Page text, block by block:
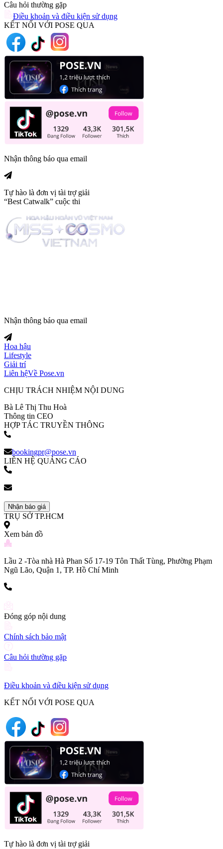
Câu hỏi thường gặp
Điều khoản và điều kiện sử dụng
KẾT NỐI VỚI POSE QUA
Nhận thông báo qua email
Tự hào là đơn vị tài trợ giải
“Best Catwalk” cuộc thi
Nhận thông báo qua email
Hoa hậu
Lifestyle
Giải trí
Liên hệVề Pose.vn
CHỊU TRÁCH NHIỆM NỘI DUNG
Bà Lê Thị Thu Hoà
Thông tin CEO
HỢP TÁC TRUYỀN THÔNG
bookingpr@pose.vn
LIÊN HỆ QUẢNG CÁO
Nhận báo giá
TRỤ SỞ TP.HCM
Xem bản đồ
Lầu 2 -Tòa nhà Hà Phan Số 17-19 Tôn Thất Tùng, Phường Phạm
Ngũ Lão, Quận 1, TP. Hồ Chí Minh
Đóng góp nội dung
Chính sách bảo mật
Câu hỏi thường gặp
Điều khoản và điều kiện sử dụng
KẾT NỐI VỚI POSE QUA
Tự hào là đơn vị tài trợ giải